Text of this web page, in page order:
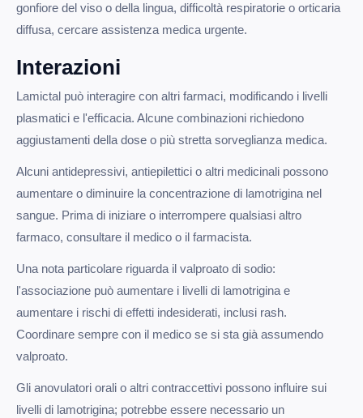
gonfiore del viso o della lingua, difficoltà respiratorie o orticaria
diffusa, cercare assistenza medica urgente.
Interazioni
Lamictal può interagire con altri farmaci, modificando i livelli
plasmatici e l'efficacia. Alcune combinazioni richiedono
aggiustamenti della dose o più stretta sorveglianza medica.
Alcuni antidepressivi, antiepilettici o altri medicinali possono
aumentare o diminuire la concentrazione di lamotrigina nel
sangue. Prima di iniziare o interrompere qualsiasi altro
farmaco, consultare il medico o il farmacista.
Una nota particolare riguarda il valproato di sodio:
l'associazione può aumentare i livelli di lamotrigina e
aumentare i rischi di effetti indesiderati, inclusi rash.
Coordinare sempre con il medico se si sta già assumendo
valproato.
Gli anovulatori orali o altri contraccettivi possono influire sui
livelli di lamotrigina; potrebbe essere necessario un